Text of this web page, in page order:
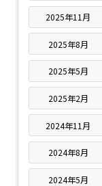
2025年11月
2025年8月
2025年5月
2025年2月
2024年11月
2024年8月
2024年5月